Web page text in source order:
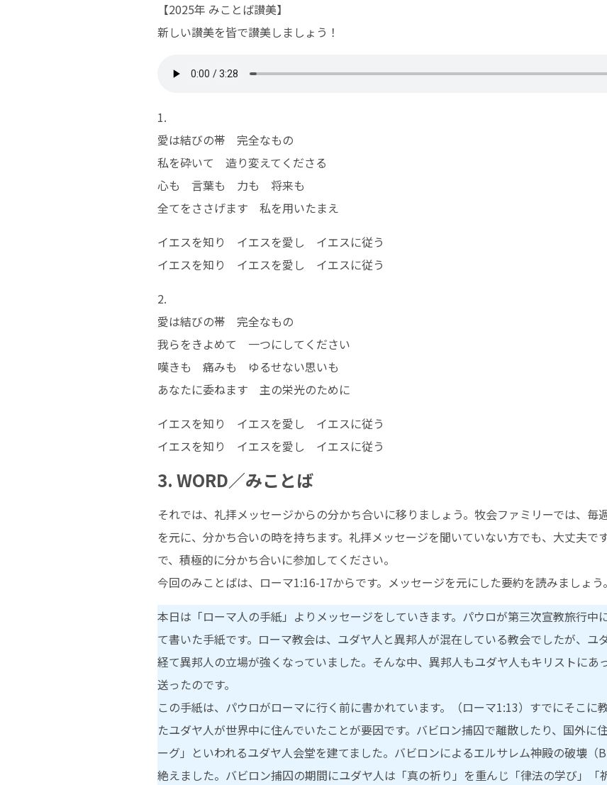
【2025年 みことば讃美】
新しい讃美を皆で讃美しましょう！
1.
愛は結びの帯 完全なもの
私を砕いて 造り変えてくださる
心も 言葉も 力も 将来も
全てをささげます 私を用いたまえ
イエスを知り イエスを愛し イエスに従う
イエスを知り イエスを愛し イエスに従う
2.
愛は結びの帯 完全なもの
我らをきよめて 一つにしてください
嘆きも 痛みも ゆるせない思いも
あなたに委ねます 主の栄光のために
イエスを知り イエスを愛し イエスに従う
イエスを知り イエスを愛し イエスに従う
3. WORD／みことば
それでは、礼拝メッセージからの分かち合いに移りましょう。牧会ファミリーでは、毎
を元に、分かち合いの時を持ちます。礼拝メッセージを聞いていない方でも、大丈夫で
で、積極的に分かち合いに参加してください。
今回のみことばは、ローマ1:16-17からです。メッセージを元にした要約を読みましょう。
本日は「ローマ人の手紙」よりメッセージをしていきます。パウロが第三次宣教旅行中
て書いた手紙です。ローマ教会は、ユダヤ人と異邦人が混在している教会でしたが、ユ
経て異邦人の立場が強くなっていました。そんな中、異邦人もユダヤ人もキリストにあ
送ったのです。
この手紙は、パウロがローマに行く前に書かれています。（ローマ1:13）すでにそこに
たユダヤ人が世界中に住んでいたことが要因です。バビロン捕囚で離散したり、国外に
ーグ」といわれるユダヤ人会堂を建てました。バビロンによるエルサレム神殿の破壊（
絶えました。バビロン捕囚の期間にユダヤ人は「真の祈り」を重んじ「律法の学び」「